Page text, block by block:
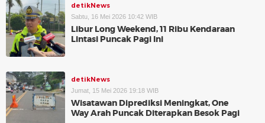
detikNews
Sabtu, 16 Mei 2026 10:42 WIB
Libur Long Weekend, 11 Ribu Kendaraan
Lintasi Puncak Pagi Ini
detikNews
Jumat, 15 Mei 2026 19:18 WIB
Wisatawan Diprediksi Meningkat, One
Way Arah Puncak Diterapkan Besok Pagi